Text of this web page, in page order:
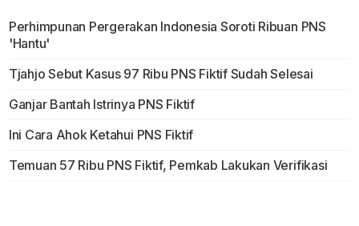
Perhimpunan Pergerakan Indonesia Soroti Ribuan PNS
'Hantu'
Tjahjo Sebut Kasus 97 Ribu PNS Fiktif Sudah Selesai
Ganjar Bantah Istrinya PNS Fiktif
Ini Cara Ahok Ketahui PNS Fiktif
Temuan 57 Ribu PNS Fiktif, Pemkab Lakukan Verifikasi